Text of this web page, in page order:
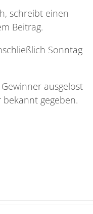
schreibt einen
Beitrag.
Sonntag
ausgelost
gegeben.